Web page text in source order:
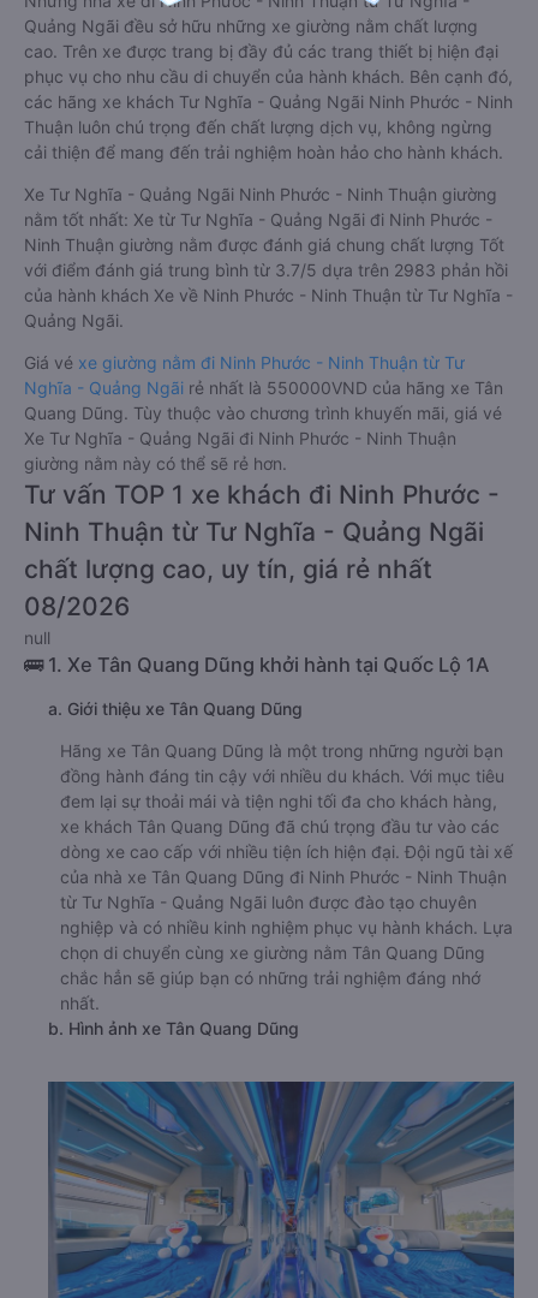
Quảng Ngãi đều sở hữu những xe giường nằm chất lượng
cao. Trên xe được trang bị đầy đủ các trang thiết bị hiện đại
phục vụ cho nhu cầu di chuyển của hành khách. Bên cạnh đó,
các hãng xe khách Tư Nghĩa - Quảng Ngãi Ninh Phước - Ninh
Thuận luôn chú trọng đến chất lượng dịch vụ, không ngừng
cải thiện để mang đến trải nghiệm hoàn hảo cho hành khách.
Xe Tư Nghĩa - Quảng Ngãi Ninh Phước - Ninh Thuận giường
nằm tốt nhất: Xe từ Tư Nghĩa - Quảng Ngãi đi Ninh Phước -
Ninh Thuận giường nằm được đánh giá chung chất lượng Tốt
với điểm đánh giá trung bình từ 3.7/5 dựa trên 2983 phản hồi
của hành khách Xe về Ninh Phước - Ninh Thuận từ Tư Nghĩa -
Quảng Ngãi.
Giá vé xe giường nằm đi Ninh Phước - Ninh Thuận từ Tư
Nghĩa - Quảng Ngãi rẻ nhất là 550000VND của hãng xe Tân
Quang Dũng. Tùy thuộc vào chương trình khuyến mãi, giá vé
Xe Tư Nghĩa - Quảng Ngãi đi Ninh Phước - Ninh Thuận
giường nằm này có thể sẽ rẻ hơn.
Tư vấn TOP 1 xe khách đi Ninh Phước -
Ninh Thuận từ Tư Nghĩa - Quảng Ngãi
chất lượng cao, uy tín, giá rẻ nhất
08/2026
null
🚌 1. Xe Tân Quang Dũng khởi hành tại Quốc Lộ 1A
a. Giới thiệu xe Tân Quang Dũng
Hãng xe Tân Quang Dũng là một trong những người bạn
đồng hành đáng tin cậy với nhiều du khách. Với mục tiêu
đem lại sự thoải mái và tiện nghi tối đa cho khách hàng,
xe khách Tân Quang Dũng đã chú trọng đầu tư vào các
dòng xe cao cấp với nhiều tiện ích hiện đại. Đội ngũ tài xế
của nhà xe Tân Quang Dũng đi Ninh Phước - Ninh Thuận
từ Tư Nghĩa - Quảng Ngãi luôn được đào tạo chuyên
nghiệp và có nhiều kinh nghiệm phục vụ hành khách. Lựa
chọn di chuyển cùng xe giường nằm Tân Quang Dũng
chắc hẳn sẽ giúp bạn có những trải nghiệm đáng nhớ
nhất.
b. Hình ảnh xe Tân Quang Dũng